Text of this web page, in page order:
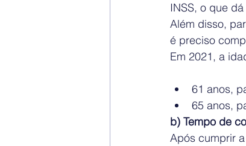
INSS, o que
Além disso,
é preciso
Em 2021, a
61 anos,
65 anos,
b) Tempo de
Após cumprir